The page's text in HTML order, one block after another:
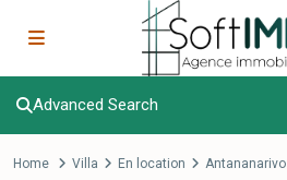
Advanced Search
Home Villa En location Antananarivo